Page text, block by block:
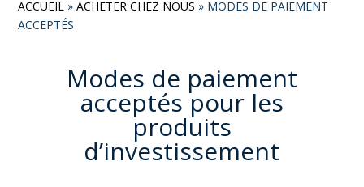
ACCUEIL »ACHETER CHEZ NOUS » MODES DE PAIEMENT
ACCEPTÉS
Modes de paiement
acceptés pour les
produits
d’investissement